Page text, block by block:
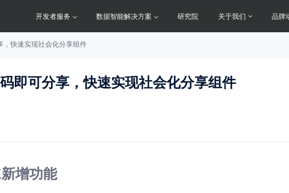
开发者服务 数据智能解决方案 研究院 关于我们 品牌
快速实现社会化分享组件
即可分享，快速实现社会化分享组件
新增功能